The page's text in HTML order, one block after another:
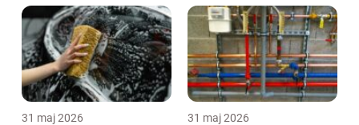
31 maj 2026 31 maj 2026